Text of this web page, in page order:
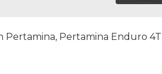
Pertamina Enduro